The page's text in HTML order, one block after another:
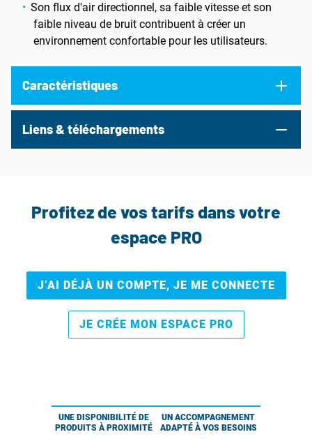
Son flux d'air directionnel, sa faible vitesse et son
faible niveau de bruit contribuent à créer un
environnement confortable pour les utilisateurs.
Caractéristiques
Liens & téléchargements
Profitez de vos tarifs dans votre
espace PRO
J’AI DÉJÀ UN COMPTE, JE ME CONNECTE
JE CRÉE MON ESPACE PRO
UNE DISPONIBILITÉ DE
PRODUITS À PROXIMITÉ
UN ACCOMPAGNEMENT
ADAPTÉ À VOS BESOINS